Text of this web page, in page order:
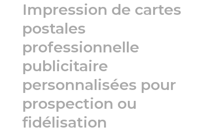
Impression de cartes
postales
professionnelle
publicitaire
personnalisées pour
prospection ou
fidélisation